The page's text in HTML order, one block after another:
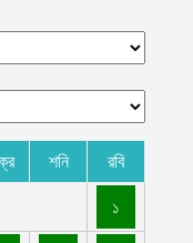
লুট করা গরু দিয়ে
ইমারাতে ইসলামিয়া
শনি রবি
১